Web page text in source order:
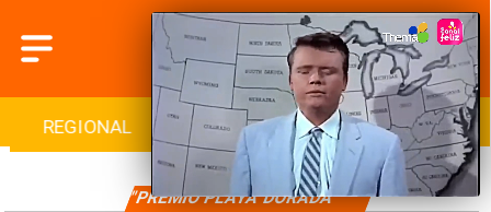
REGIONAL INTERNACIONAL DEPORTES
"PREMIO PLAYA DORADA